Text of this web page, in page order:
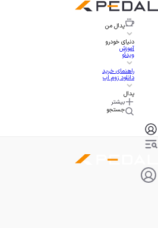
پدال من
دنیای خودرو
آموزش
ویدئو
راهنمای خرید
دانلود زوم اپ
پدال
بیشتر
جستجو